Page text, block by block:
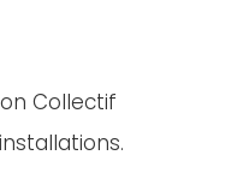
Collectif